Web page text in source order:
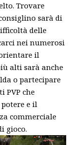
Trovare
sarà di
delle
nei numerosi
il
alti sarà anche
o partecipare
PVP che
e il
commerciale
gioco.